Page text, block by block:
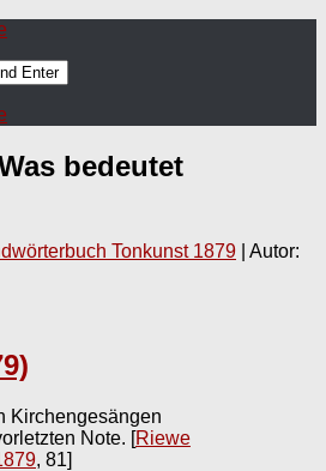
bedeutet
Tonkunst 1879 | Autor:
Kirchengesängen
Note. [Riewe
, 81]